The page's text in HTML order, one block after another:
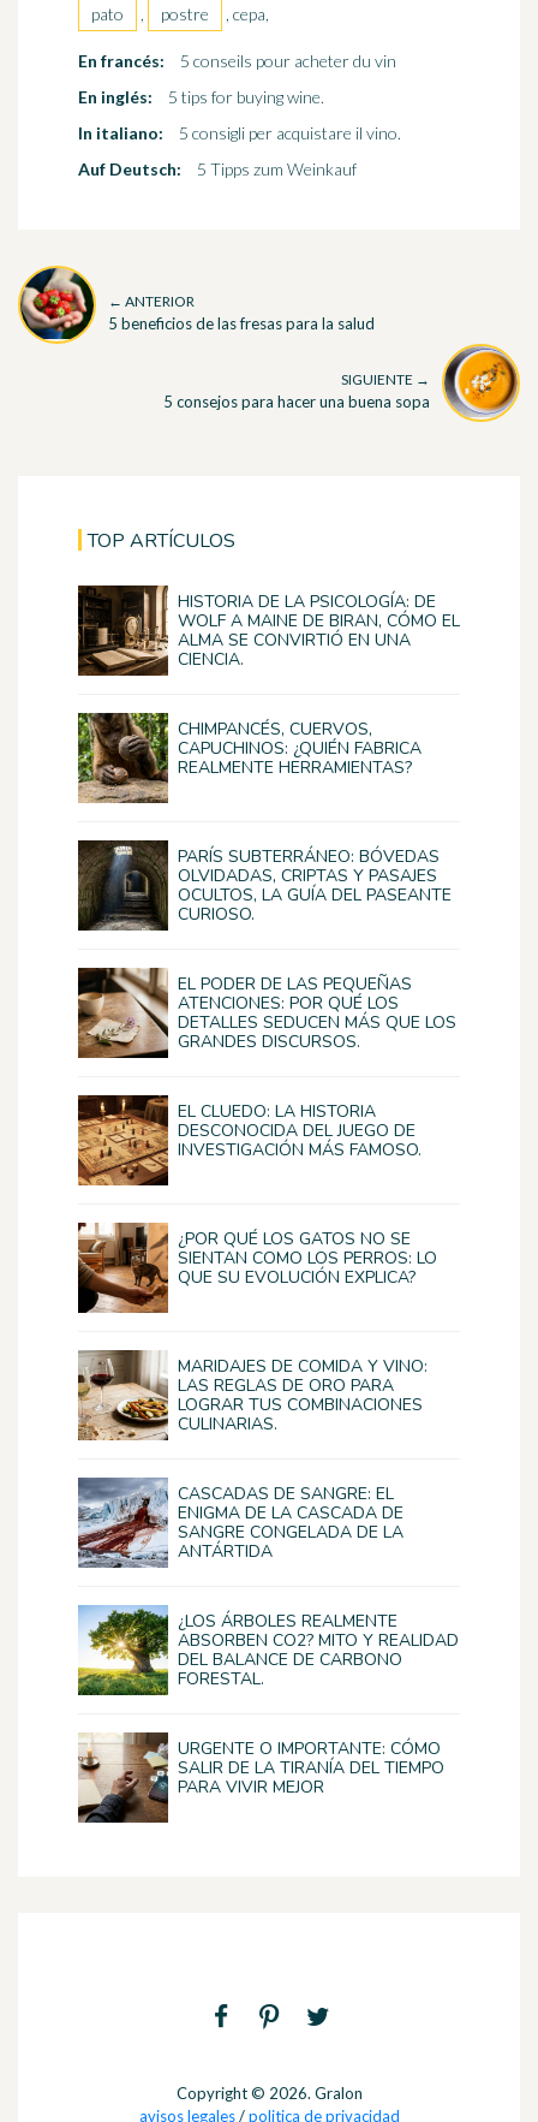
pato
, postre , cepa,
En francés:
5 conseils pour acheter du vin
En inglés:
5 tips for buying wine.
In italiano:
5 consigli per acquistare il vino.
Auf Deutsch:
5 Tipps zum Weinkauf
← ANTERIOR
5 beneficios de las fresas para la salud
SIGUIENTE →
5 consejos para hacer una buena sopa
TOP ARTÍCULOS
HISTORIA DE LA PSICOLOGÍA: DE
WOLF A MAINE DE BIRAN, CÓMO EL
ALMA SE CONVIRTIÓ EN UNA
CIENCIA.
CHIMPANCÉS, CUERVOS,
CAPUCHINOS: ¿QUIÉN FABRICA
REALMENTE HERRAMIENTAS?
PARÍS SUBTERRÁNEO: BÓVEDAS
OLVIDADAS, CRIPTAS Y PASAJES
OCULTOS, LA GUÍA DEL PASEANTE
CURIOSO.
EL PODER DE LAS PEQUEÑAS
ATENCIONES: POR QUÉ LOS
DETALLES SEDUCEN MÁS QUE LOS
GRANDES DISCURSOS.
EL CLUEDO: LA HISTORIA
DESCONOCIDA DEL JUEGO DE
INVESTIGACIÓN MÁS FAMOSO.
¿POR QUÉ LOS GATOS NO SE
SIENTAN COMO LOS PERROS: LO
QUE SU EVOLUCIÓN EXPLICA?
MARIDAJES DE COMIDA Y VINO:
LAS REGLAS DE ORO PARA
LOGRAR TUS COMBINACIONES
CULINARIAS.
CASCADAS DE SANGRE: EL
ENIGMA DE LA CASCADA DE
SANGRE CONGELADA DE LA
ANTÁRTIDA
¿LOS ÁRBOLES REALMENTE
ABSORBEN CO2? MITO Y REALIDAD
DEL BALANCE DE CARBONO
FORESTAL.
URGENTE O IMPORTANTE: CÓMO
SALIR DE LA TIRANÍA DEL TIEMPO
PARA VIVIR MEJOR
Copyright © 2026. Gralon
avisos legales/politica de privacidad